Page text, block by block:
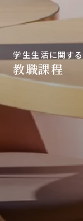
学生生活に関す
教職課程